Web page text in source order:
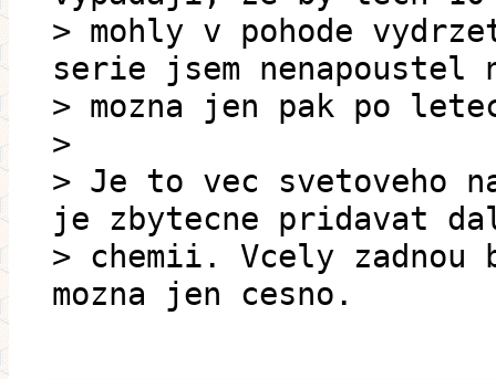
> mohly v pohode
serie jsem nenapoustel
> mozna jen pak po
>
> Je to vec svetoveho
je zbytecne pridavat
> chemii. Vcely zadnou
mozna jen cesno.